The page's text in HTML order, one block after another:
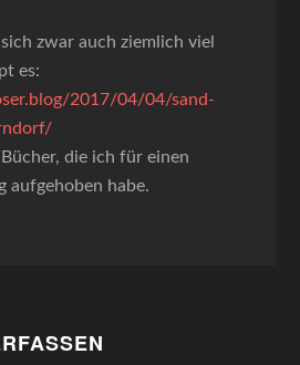
zwar auch ziemlich viel
es:
2017/04/04/sand-
die ich für einen
aufgehoben habe.